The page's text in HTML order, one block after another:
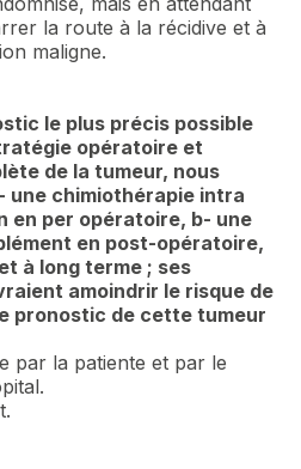
la route à la récidive et à
maligne.
le plus précis possible
opératoire et
de la tumeur, nous
une chimiothérapie intra
en per opératoire, b- une
en post-opératoire,
à long terme ; ses
amoindrir le risque de
pronostic de cette tumeur
par la patiente et par le